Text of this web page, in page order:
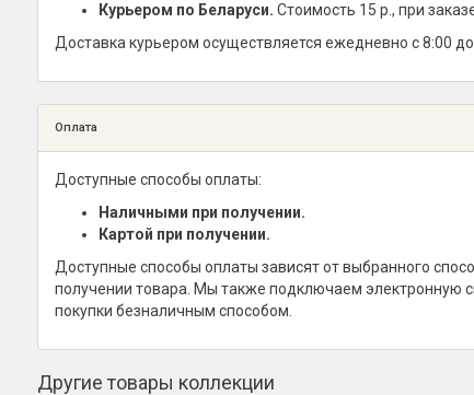
Курьером по Беларуси. Стоимость 15 р., при
Доставка курьером осуществляется ежедневно с 8:00
Оплата
Доступные способы оплаты:
Наличными при получении.
Картой при получении.
Доступные способы оплаты зависят от выбранного
получении товара. Мы также подключаем электронную
покупки безналичным способом.
Другие товары коллекции